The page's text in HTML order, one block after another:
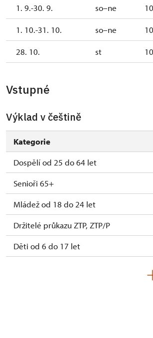
1. 9.-30. 9. so–ne
1. 10.-31. 10. so–ne
28. 10. st
Vstupné
Výklad v češtině
Kategorie
Dospělí od 25 do 64 let
Senioři 65+
Mládež od 18 do 24 let
Držitelé průkazu ZTP, ZTP/P
Děti od 6 do 17 let